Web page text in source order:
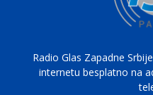
Radio Glas Zapadne
internetu besplatno na